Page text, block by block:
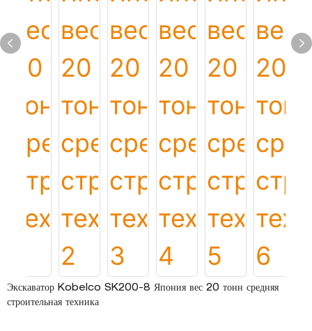
Экскаватор Kobelco SK200-8 Япония вес 20 тонн средняя
строительная техника